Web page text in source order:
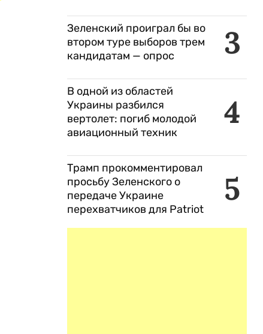
3
Зеленский проиграл бы во
втором туре выборов трем
кандидатам — опрос
4
В одной из областей
Украины разбился
вертолет: погиб молодой
авиационный техник
5
Трамп прокомментировал
просьбу Зеленского о
передаче Украине
перехватчиков для Patriot